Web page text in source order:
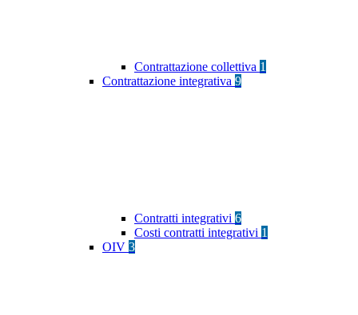
Contrattazione collettiva 1
Contrattazione integrativa 9
Contratti integrativi 6
Costi contratti integrativi 1
OIV 3